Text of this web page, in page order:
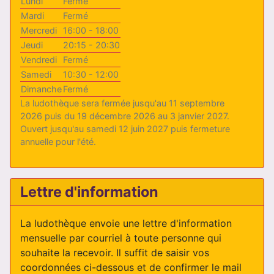
Mardi
Fermé
Mercredi
16:00 - 18:00
Jeudi
20:15 - 20:30
Vendredi
Fermé
Samedi
10:30 - 12:00
DimancheFermé
La ludothèque sera fermée jusqu'au 11 septembre
2026 puis du 19 décembre 2026 au 3 janvier 2027.
Ouvert jusqu'au samedi 12 juin 2027 puis fermeture
annuelle pour l'été.
Lettre d'information
La ludothèque envoie une lettre d'information
mensuelle par courriel à toute personne qui
souhaite la recevoir. Il suffit de saisir vos
coordonnées ci-dessous et de confirmer le mail